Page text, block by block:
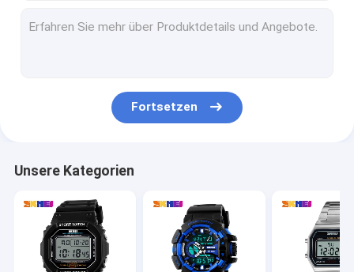
Fortsetzen
Unsere Kategorien